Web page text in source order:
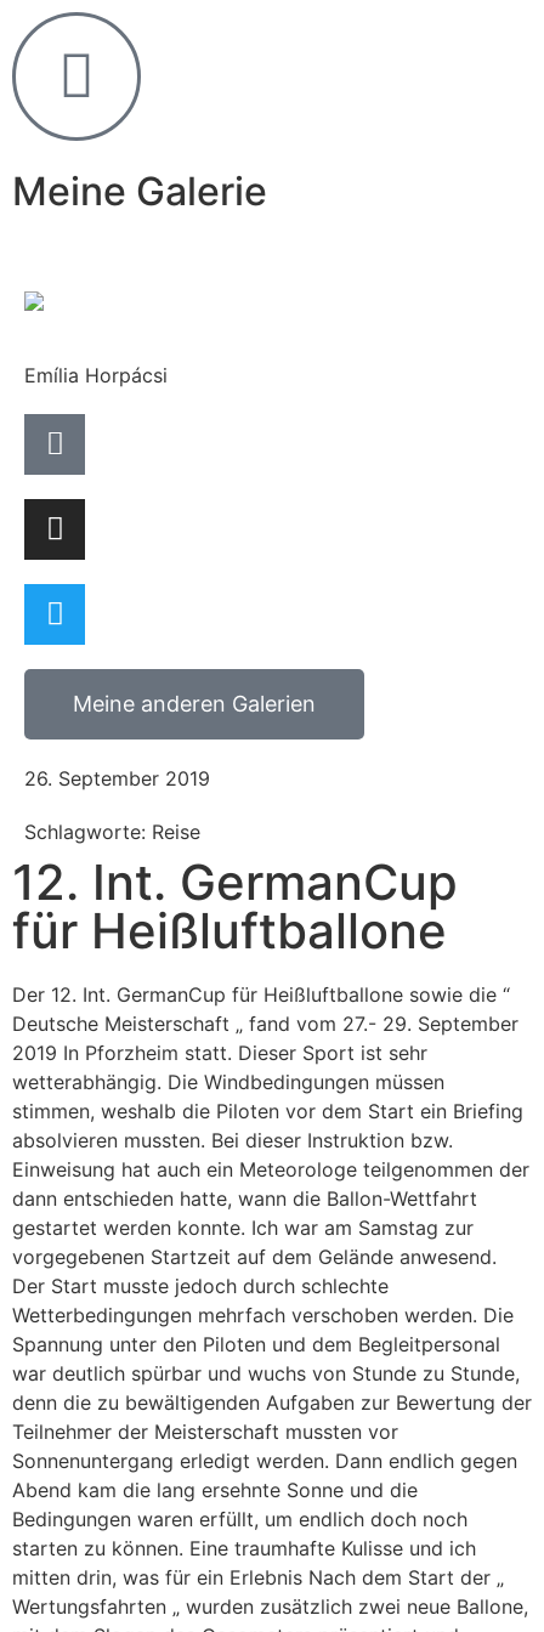
Meine Galerie
Emília Horpácsi
Meine anderen Galerien
26. September 2019
Schlagworte: Reise
12. Int. GermanCup
für Heißluftballone
Der 12. Int. GermanCup für Heißluftballone sowie die “
Deutsche Meisterschaft „ fand vom 27.- 29. September
2019 In Pforzheim statt. Dieser Sport ist sehr
wetterabhängig. Die Windbedingungen müssen
stimmen, weshalb die Piloten vor dem Start ein Briefing
absolvieren mussten. Bei dieser Instruktion bzw.
Einweisung hat auch ein Meteorologe teilgenommen der
dann entschieden hatte, wann die Ballon-Wettfahrt
gestartet werden konnte. Ich war am Samstag zur
vorgegebenen Startzeit auf dem Gelände anwesend.
Der Start musste jedoch durch schlechte
Wetterbedingungen mehrfach verschoben werden. Die
Spannung unter den Piloten und dem Begleitpersonal
war deutlich spürbar und wuchs von Stunde zu Stunde,
denn die zu bewältigenden Aufgaben zur Bewertung der
Teilnehmer der Meisterschaft mussten vor
Sonnenuntergang erledigt werden. Dann endlich gegen
Abend kam die lang ersehnte Sonne und die
Bedingungen waren erfüllt, um endlich doch noch
starten zu können. Eine traumhafte Kulisse und ich
mitten drin, was für ein Erlebnis Nach dem Start der „
Wertungsfahrten „ wurden zusätzlich zwei neue Ballone,